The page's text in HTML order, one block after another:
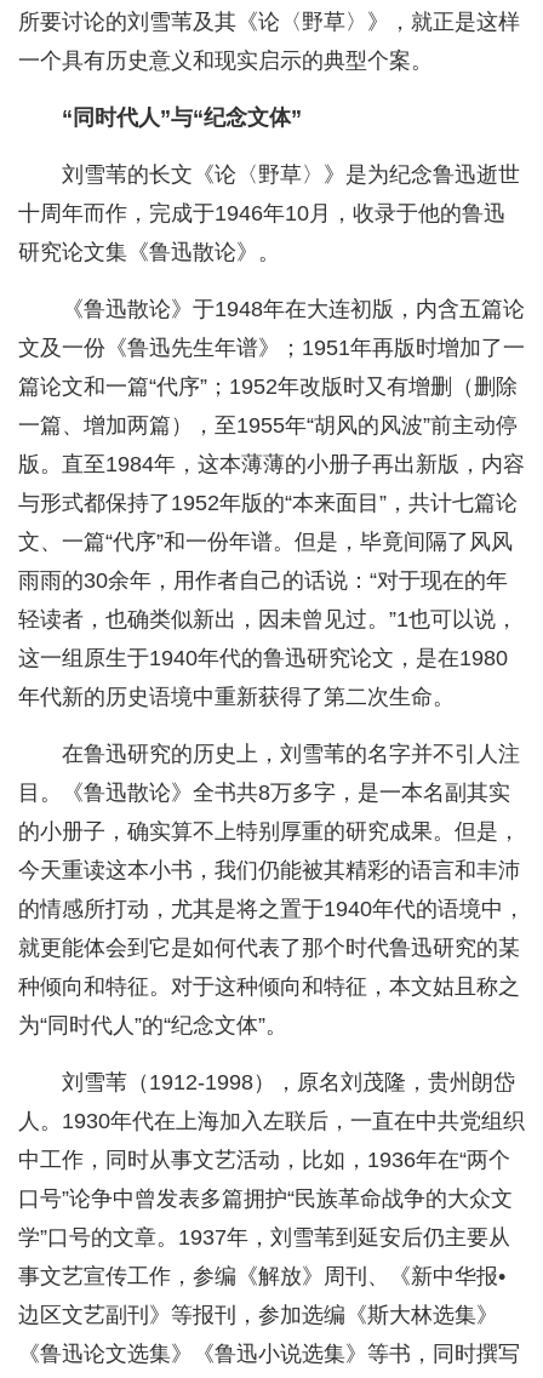
所要讨论的刘雪苇及其《论〈野草〉》，就正是这样
一个具有历史意义和现实启示的典型个案。
“同时代人”与“纪念文体”
刘雪苇的长文《论〈野草〉》是为纪念鲁迅逝世
十周年而作，完成于1946年10月，收录于他的鲁迅
研究论文集《鲁迅散论》。
《鲁迅散论》于1948年在大连初版，内含五篇论
文及一份《鲁迅先生年谱》；1951年再版时增加了一
篇论文和一篇“代序”；1952年改版时又有增删（删除
一篇、增加两篇），至1955年“胡风的风波”前主动停
版。直至1984年，这本薄薄的小册子再出新版，内容
与形式都保持了1952年版的“本来面目”，共计七篇论
文、一篇“代序”和一份年谱。但是，毕竟间隔了风风
雨雨的30余年，用作者自己的话说：“对于现在的年
轻读者，也确类似新出，因未曾见过。”1也可以说，
这一组原生于1940年代的鲁迅研究论文，是在1980
年代新的历史语境中重新获得了第二次生命。
在鲁迅研究的历史上，刘雪苇的名字并不引人注
目。《鲁迅散论》全书共8万多字，是一本名副其实
的小册子，确实算不上特别厚重的研究成果。但是，
今天重读这本小书，我们仍能被其精彩的语言和丰沛
的情感所打动，尤其是将之置于1940年代的语境中，
就更能体会到它是如何代表了那个时代鲁迅研究的某
种倾向和特征。对于这种倾向和特征，本文姑且称之
为“同时代人”的“纪念文体”。
刘雪苇（1912-1998），原名刘茂隆，贵州朗岱
人。1930年代在上海加入左联后，一直在中共党组织
中工作，同时从事文艺活动，比如，1936年在“两个
口号”论争中曾发表多篇拥护“民族革命战争的大众文
学”口号的文章。1937年，刘雪苇到延安后仍主要从
事文艺宣传工作，参编《解放》周刊、《新中华报•
边区文艺副刊》等报刊，参加选编《斯大林选集》
《鲁迅论文选集》《鲁迅小说选集》等书，同时撰写